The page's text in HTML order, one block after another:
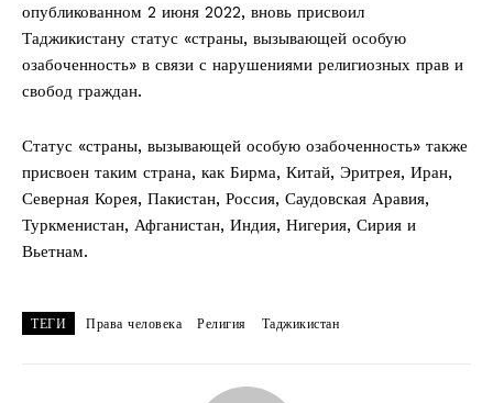
опубликованном 2 июня 2022, вновь присвоил
Таджикистану статус «страны, вызывающей особую
озабоченность» в связи с нарушениями религиозных прав и
свобод граждан.
Статус «страны, вызывающей особую озабоченность» также
присвоен таким страна, как Бирма, Китай, Эритрея, Иран,
Северная Корея, Пакистан, Россия, Саудовская Аравия,
Туркменистан, Афганистан, Индия, Нигерия, Сирия и
Вьетнам.
ТЕГИ Права человека Религия Таджикистан